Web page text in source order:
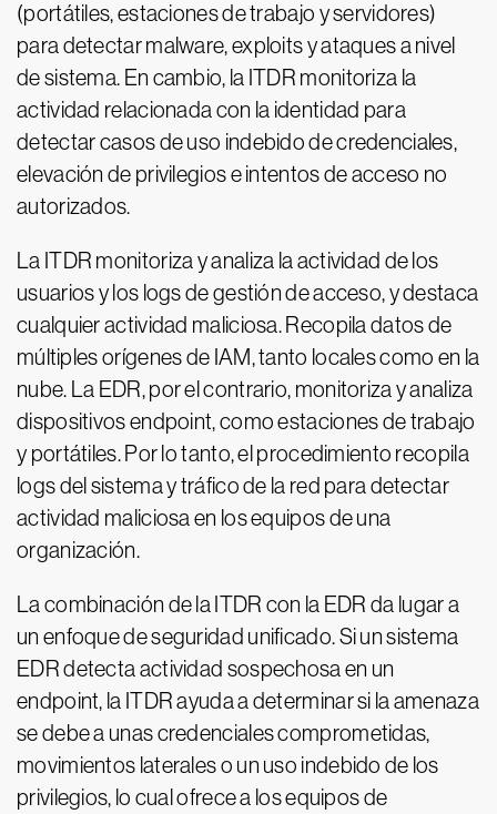
(portátiles, estaciones de trabajo y servidores)
para detectar malware, exploits y ataques a nivel
de sistema. En cambio, la ITDR monitoriza la
actividad relacionada con la identidad para
detectar casos de uso indebido de credenciales,
elevación de privilegios e intentos de acceso no
autorizados.
La ITDR monitoriza y analiza la actividad de los
usuarios y los logs de gestión de acceso, y destaca
cualquier actividad maliciosa. Recopila datos de
múltiples orígenes de IAM, tanto locales como en la
nube. La EDR, por el contrario, monitoriza y analiza
dispositivos endpoint, como estaciones de trabajo
y portátiles. Por lo tanto, el procedimiento recopila
logs del sistema y tráfico de la red para detectar
actividad maliciosa en los equipos de una
organización.
La combinación de la ITDR con la EDR da lugar a
un enfoque de seguridad unificado. Si un sistema
EDR detecta actividad sospechosa en un
endpoint, la ITDR ayuda a determinar si la amenaza
se debe a unas credenciales comprometidas,
movimientos laterales o un uso indebido de los
privilegios, lo cual ofrece a los equipos de